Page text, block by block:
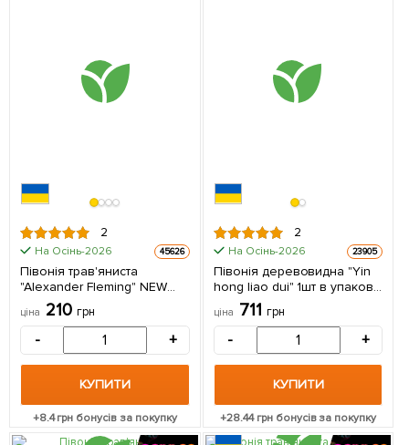
2
На Осінь-2026 45626
Півонія трав'яниста
"Alexander Fleming" NEW
(Кореневище) 1 шт в
упаковці
ціна 210 грн
- +
КУПИТИ
+8.4грн бонусів за покупку
2
На Осінь-2026 23905
Півонія деревовидна "Yin
hong liao dui" 1шт в упаковці
(Кореневище)
ціна 711 грн
- +
КУПИТИ
+28.44грн бонусів за покупку